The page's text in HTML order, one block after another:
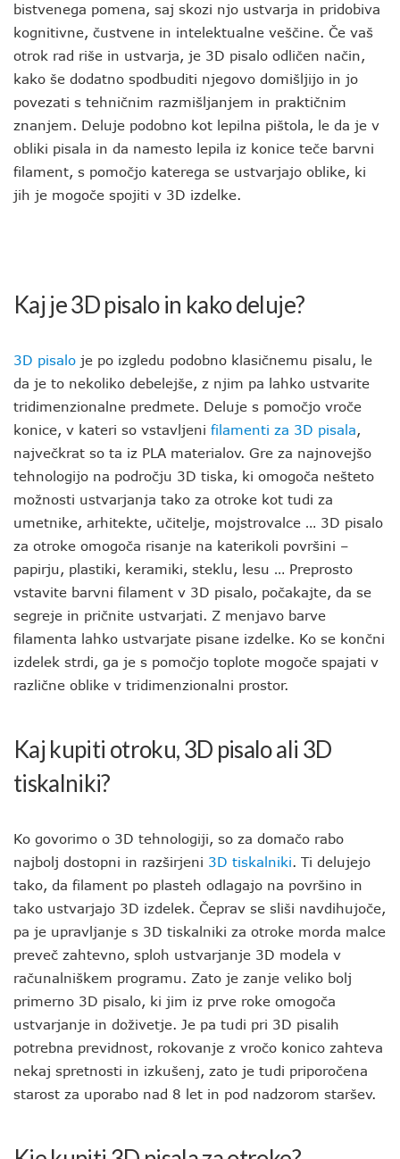
bistvenega pomena, saj skozi njo ustvarja in pridobiva
kognitivne, čustvene in intelektualne veščine. Če vaš
otrok rad riše in ustvarja, je 3D pisalo odličen način,
kako še dodatno spodbuditi njegovo domišljijo in jo
povezati s tehničnim razmišljanjem in praktičnim
znanjem. Deluje podobno kot lepilna pištola, le da je v
obliki pisala in da namesto lepila iz konice teče barvni
filament, s pomočjo katerega se ustvarjajo oblike, ki
jih je mogoče spojiti v 3D izdelke.
Kaj je 3D pisalo in kako deluje?
3D pisalo je po izgledu podobno klasičnemu pisalu, le
da je to nekoliko debelejše, z njim pa lahko ustvarite
tridimenzionalne predmete. Deluje s pomočjo vroče
konice, v kateri so vstavljeni filamenti za 3D pisala,
največkrat so ta iz PLA materialov. Gre za najnovejšo
tehnologijo na področju 3D tiska, ki omogoča nešteto
možnosti ustvarjanja tako za otroke kot tudi za
umetnike, arhitekte, učitelje, mojstrovalce … 3D pisalo
za otroke omogoča risanje na katerikoli površini –
papirju, plastiki, keramiki, steklu, lesu … Preprosto
vstavite barvni filament v 3D pisalo, počakajte, da se
segreje in pričnite ustvarjati. Z menjavo barve
filamenta lahko ustvarjate pisane izdelke. Ko se končni
izdelek strdi, ga je s pomočjo toplote mogoče spajati v
različne oblike v tridimenzionalni prostor.
Kaj kupiti otroku, 3D pisalo ali 3D
tiskalniki?
Ko govorimo o 3D tehnologiji, so za domačo rabo
najbolj dostopni in razširjeni 3D tiskalniki. Ti delujejo
tako, da filament po plasteh odlagajo na površino in
tako ustvarjajo 3D izdelek. Čeprav se sliši navdihujoče,
pa je upravljanje s 3D tiskalniki za otroke morda malce
preveč zahtevno, sploh ustvarjanje 3D modela v
računalniškem programu. Zato je zanje veliko bolj
primerno 3D pisalo, ki jim iz prve roke omogoča
ustvarjanje in doživetje. Je pa tudi pri 3D pisalih
potrebna previdnost, rokovanje z vročo konico zahteva
nekaj spretnosti in izkušenj, zato je tudi priporočena
starost za uporabo nad 8 let in pod nadzorom staršev.